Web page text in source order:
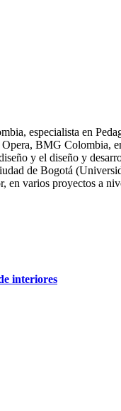
especialista en
BMG Colombia,
y el diseño y
de Bogotá
en varios proyectos a
interiores